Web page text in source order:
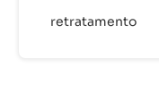
retratamento